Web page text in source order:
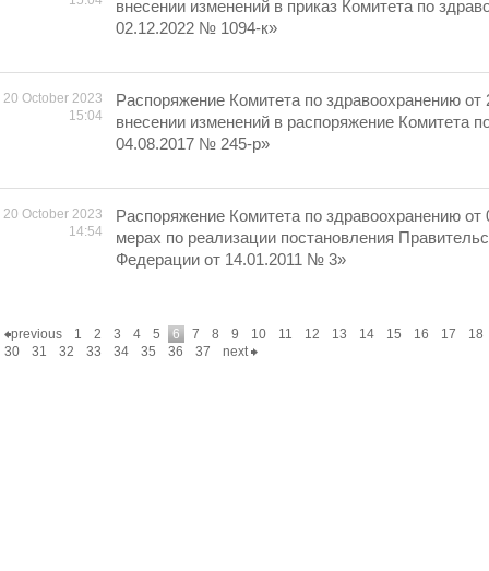
внесении изменений в приказ Комитета по
02.12.2022 № 1094-к»
20 October 2023
15:04
Распоряжение Комитета по здравоохранению
внесении изменений в распоряжение Комитета
04.08.2017 № 245-р»
20 October 2023
14:54
Распоряжение Комитета по здравоохранению
мерах по реализации постановления
Федерации от 14.01.2011 № 3»
previous 1 2 3 4 5 6 7 8 9 10 11 12 13 14 15 16 17
18
30
31 32 33 34 35 36 37 next